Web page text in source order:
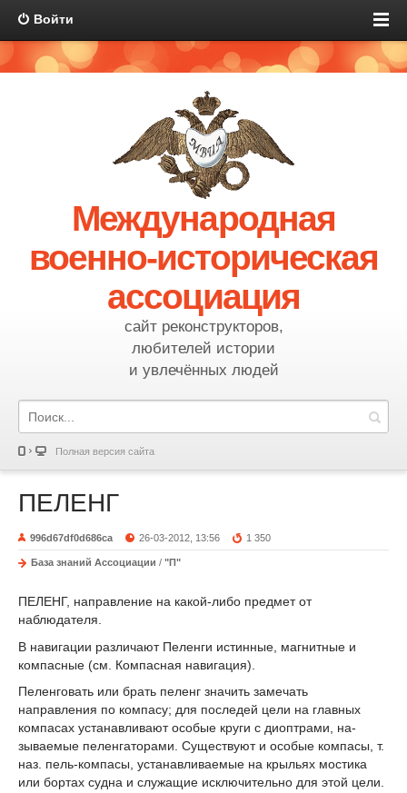
Войти
Международная
военно-историческая
ассоциация
сайт реконструкторов,
любителей истории
и увлечённых людей
Полная версия сайта
ПЕЛЕНГ
996d67df0d686ca 26-03-2012, 13:56 1 350
База знаний Ассоциации / "П"
ПЕЛЕНГ, направление на какой-либо предмет от
наблюдателя.
В навигации различают Пеленги истинные, магнитные и
компасные (см. Компасная навигация).
Пеленговать или брать пеленг значить замечать
направления по компасу; для последей цели на главных
компасах устанавливают особые круги с диоптрами, на­
зываемые пеленгаторами. Существуют и осо­бые компасы, т.
наз. пель-компасы, устанавли­ваемые на крыльях мостика
или бортах суд­на и служащие исключительно для этой цели.